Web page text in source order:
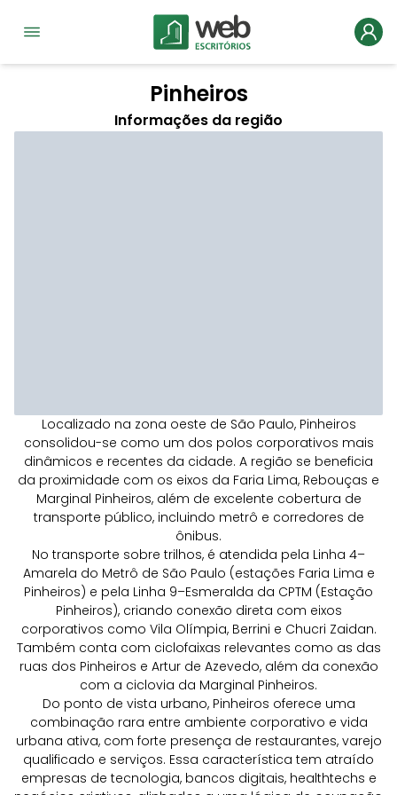
Localizado na zona oeste de São Paulo, Pinheiros
consolidou-se como um dos polos corporativos mais
dinâmicos e recentes da cidade. A região se beneficia
da proximidade com os eixos da Faria Lima, Rebouças e
Marginal Pinheiros, além de excelente cobertura de
transporte público, incluindo metrô e corredores de
ônibus.
No transporte sobre trilhos, é atendida pela Linha 4–
Amarela do Metrô de São Paulo (estações Faria Lima e
Pinheiros) e pela Linha 9–Esmeralda da CPTM (Estação
Pinheiros), criando conexão direta com eixos
corporativos como Vila Olímpia, Berrini e Chucri Zaidan.
Também conta com ciclofaixas relevantes como as das
ruas dos Pinheiros e Artur de Azevedo, além da conexão
com a ciclovia da Marginal Pinheiros.
Do ponto de vista urbano, Pinheiros oferece uma
combinação rara entre ambiente corporativo e vida
urbana ativa, com forte presença de restaurantes, varejo
qualificado e serviços. Essa característica tem atraído
empresas de tecnologia, bancos digitais, healthtechs e
Pinheiros
Informações da região